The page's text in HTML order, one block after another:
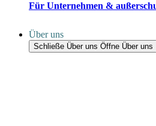
Für Unternehmen &
Über uns
Schließe Über uns Öffne Über uns